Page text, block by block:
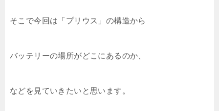
そこで今回は「プリウス」の構造から
バッテリーの場所がどこにあるのか、
などを見ていきたいと思います。